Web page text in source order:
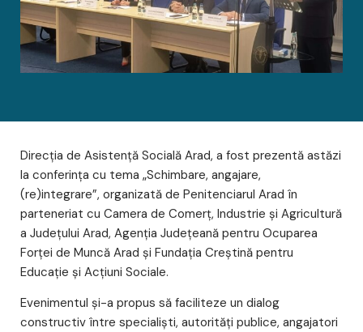
Direcția de Asistență Socială Arad, a fost prezentă astăzi
la conferința cu tema „Schimbare, angajare,
(re)integrare”, organizată de Penitenciarul Arad în
parteneriat cu Camera de Comerț, Industrie și Agricultură
a Județului Arad, Agenția Județeană pentru Ocuparea
Forței de Muncă Arad și Fundația Creștină pentru
Educație și Acțiuni Sociale.
Evenimentul și-a propus să faciliteze un dialog
constructiv între specialiști, autorități publice, angajatori